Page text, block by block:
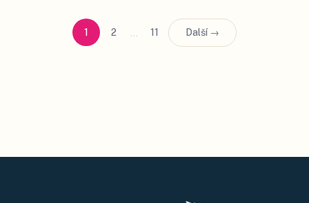
1 2 … 11 Další →